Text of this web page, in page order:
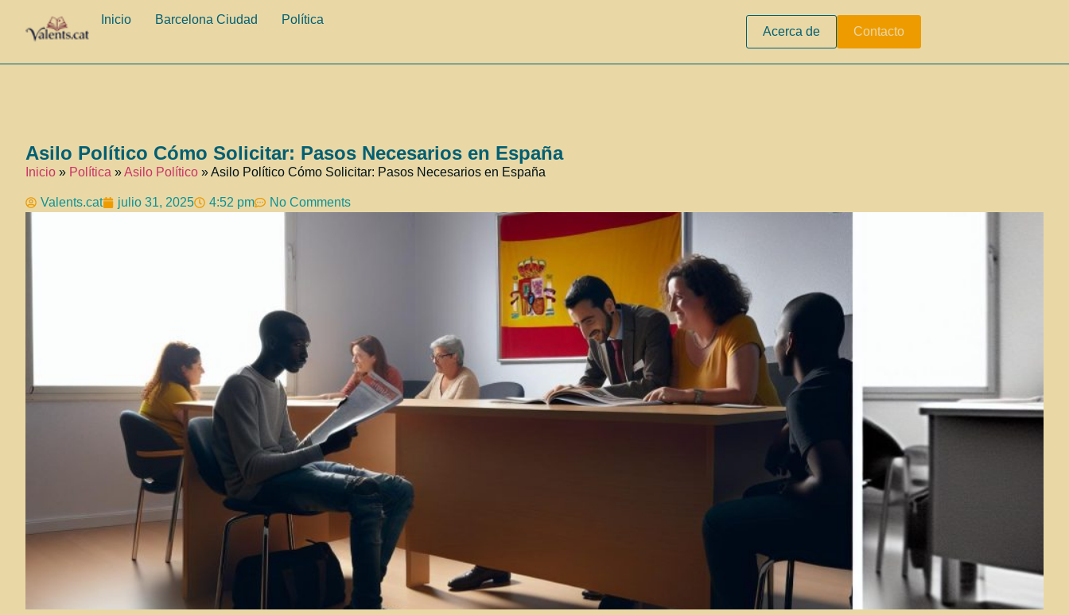
Inicio Barcelona Ciudad
Política
Acerca de
Contacto
Asilo Político Cómo Solicitar: Pasos Necesarios en España
Inicio » Política »Asilo Político »Asilo Político Cómo Solicitar: Pasos Necesarios en España
Valents.cat julio 31, 2025 4:52 pm No Comments